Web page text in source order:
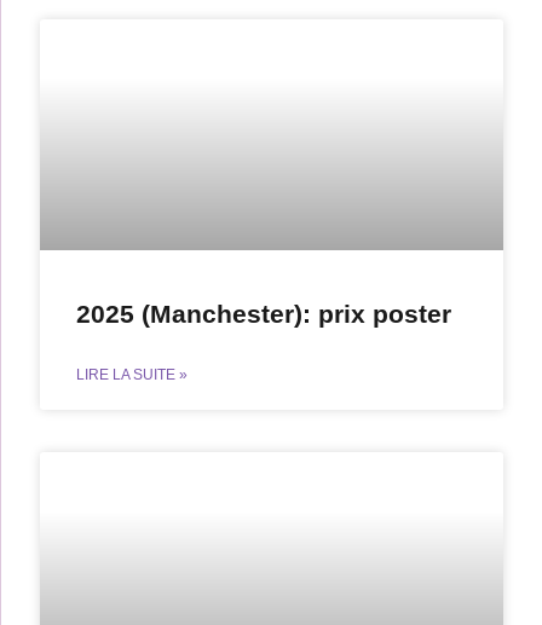
2025 (Manchester): prix poster
LIRE LA SUITE »